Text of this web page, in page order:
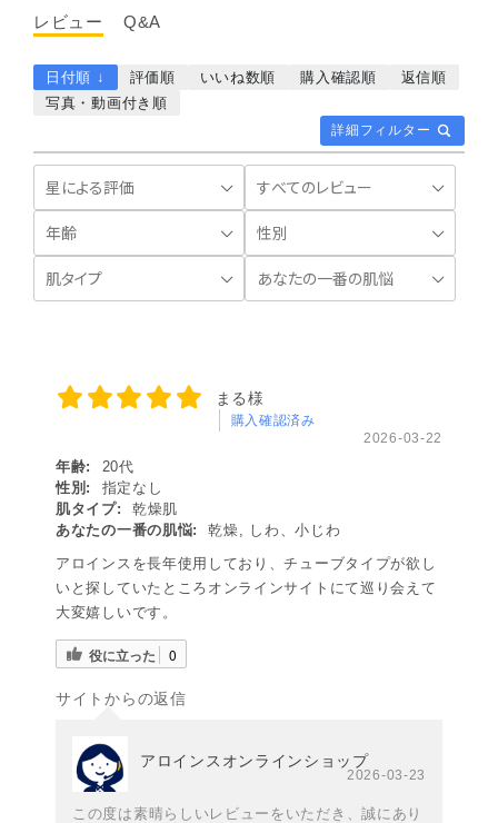
レビュー Q&A
詳細フィルター
日付順 ↓ 評価順 いいね数順 購入確認順
返信順
写真・動画付き順
まる様
購入確認済み
2026-03-22
年齢:
20代
性別:
指定なし
肌タイプ:
乾燥肌
あなたの一番の肌悩:
乾燥, しわ、小じわ
アロインスを長年使用しており、チューブタイプが欲し
いと探していたところオンラインサイトにて巡り会えて
大変嬉しいです。
役に立った 0
サイトからの返信
アロインスオンラインショップ
2026-03-23
この度は素晴らしいレビューをいただき、誠にあり